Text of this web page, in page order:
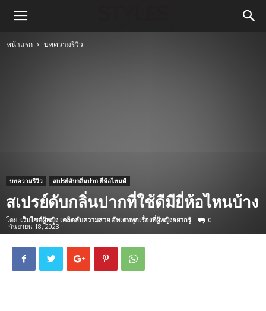
หน้าแรก บทความรีวิว
บทความรีวิว สเปรย์ดับกลิ่นปาก ยี่ห้อไหนดี
สเปรย์ดับกลิ่นปากที่ใช้ดีมียี่ห้อไหนบ้าง
โดย เว็บไซต์ผู้หญิง เคล็ดลับความสวย อัพเดททุกเรื่องที่ผู้หญิงอยากรู้ -
กันยายน 18, 2023
0